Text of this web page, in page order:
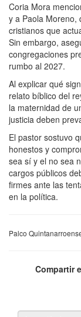
Coria Mora
y a Paola Moreno,
cristianos que
Sin embargo,
congregaciones
rumbo al 2027.
Al explicar qué
relato bíblico del
la maternidad de
justicia deben
El pastor sostuvo
honestos y
sea sí y el no sea
cargos públicos
firmes ante las
en la política.
Palco
Compartir